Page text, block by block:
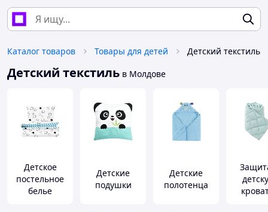
Каталог товаров Товары для детей Детский текстиль
Детский текстиль в Молдове
Детское
постельное
белье
Детские
подушки
Детские
полотенца